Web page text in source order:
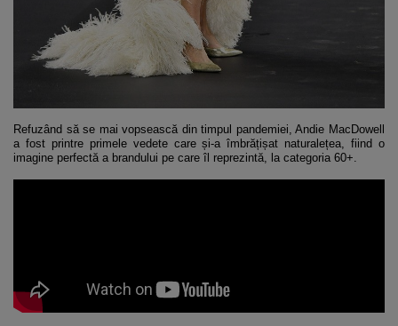
Refuzând să se mai vopsească din timpul pandemiei, Andie MacDowell
a fost printre primele vedete care și-a îmbrățișat naturalețea, fiind o
imagine perfectă a brandului pe care îl reprezintă, la categoria 60+.